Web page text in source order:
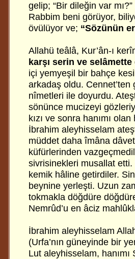
gelip; “Bir dileğin var
Rabbim beni görüyor,
övülüyor ve; “Sözünün
Allahü teâlâ, Kur’ân-ı
karşı serin ve selâmette
içi yemyeşil bir bahçe
arkadaş oldu.
nîmetleri ile doyurdu.
sönünce mucizeyi
kızı ve sonra hanımı
İbrahim aleyhisselam
müddet daha îmâna
küfürlerinden
sivrisinekleri musallat etti.
kemik hâline getirdiler.
beynine yerleşti. Uzun
tokmakla döğdüre
Nemrûd’u en âciz
İbrahim aleyhisselam
(Urfa’nın güneyinde bir
Lut aleyhisselam,